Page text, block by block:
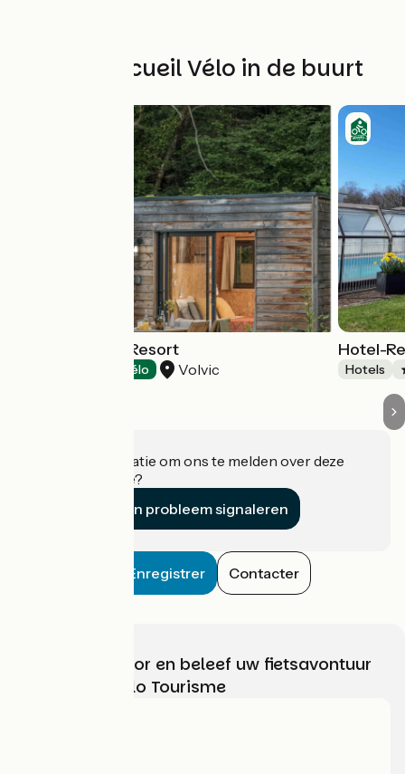
Andere Accueil Vélo in de buurt
Volvic Organic Resort
Accueil Vélo Volvic
Hotel-
Hotels
Heeft u informatie om ons te melden over deze
accommodatie?
Een probleem signaleren
Enregistrer Contacter
Kies, bereid voor en beleef uw fietsavontuur
met France Vélo Tourisme